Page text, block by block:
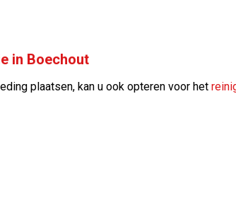
in Boechout
plaatsen, kan u ook opteren voor het